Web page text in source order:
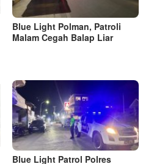
Blue Light Polman, Patroli
Malam Cegah Balap Liar
Blue Light Patrol Polres